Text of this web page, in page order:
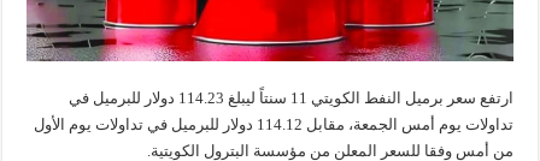
ارتفع سعر برميل النفط الكويتي 11 سنتاً ليبلغ 114.23 دولار للبرميل في
تداولات يوم أمس الجمعة، مقابل 114.12 دولار للبرميل في تداولات يوم الأول
من أمس وفقا للسعر المعلن من مؤسسة البترول الكويتية.